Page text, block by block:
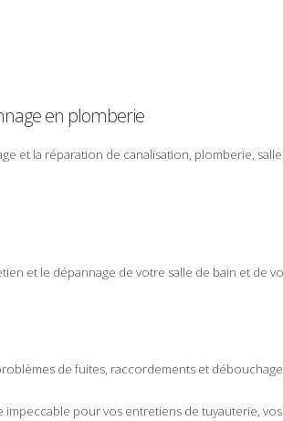
en plomberie
et la réparation de canalisation, plomberie,
et le dépannage de votre salle de bain et de
de fuites, raccordements et
impeccable pour vos entretiens de tuyauterie, vos